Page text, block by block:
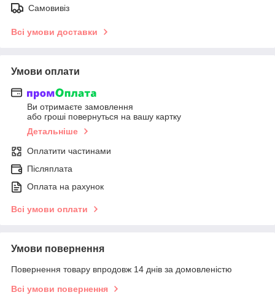
Самовивіз
Всі умови доставки
Умови оплати
Ви отримаєте замовлення
або гроші повернуться на вашу картку
Детальніше
Оплатити частинами
Післяплата
Оплата на рахунок
Всі умови оплати
Умови повернення
Повернення товару впродовж 14 днів за домовленістю
Всі умови повернення